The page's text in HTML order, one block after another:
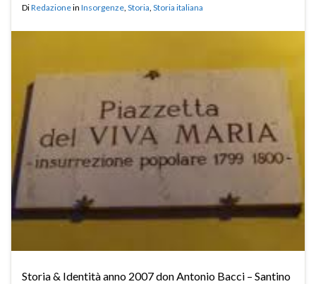
DiRedazionein Insorgenze, Storia, Storia italiana
Storia & Identità anno 2007 don Antonio Bacci – Santino